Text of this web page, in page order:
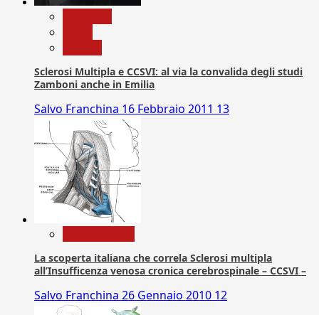
Sclerosi Multipla e CCSVI: al via la convalida degli studi
Zamboni anche in Emilia
Salvo Franchina 16 Febbraio 2011 13
La scoperta italiana che correla Sclerosi multipla
all’Insufficenza venosa cronica cerebrospinale – CCSVI –
Salvo Franchina 26 Gennaio 2010 12